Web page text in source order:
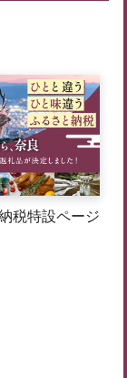
税特設ページ